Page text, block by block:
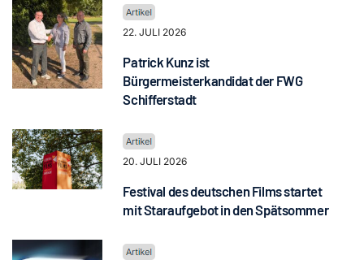
22. JULI 2026
Patrick Kunz ist
Bürgermeisterkandidat der FWG
Schifferstadt
20. JULI 2026
Festival des deutschen Films startet
mit Staraufgebot in den Spätsommer